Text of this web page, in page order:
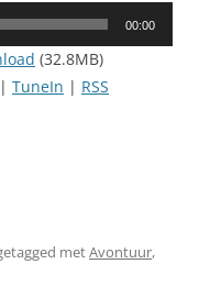
00:00
(32.8MB)
| TuneIn | RSS
metAvontuur,